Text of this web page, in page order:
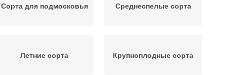
Сорта для подмосковья Среднеспелые сорта
Летние сорта Крупноплодные сорта